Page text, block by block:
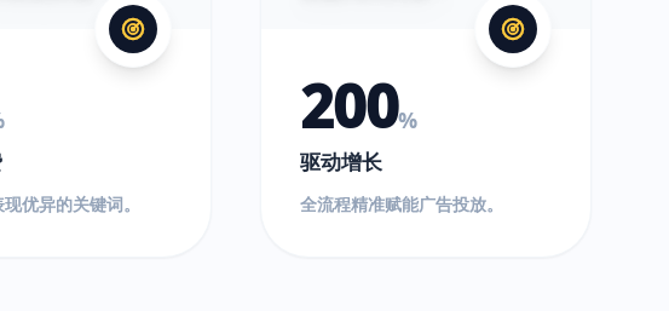
优异的关键词。
200%
驱动增长
全流程精准赋能广告投放。